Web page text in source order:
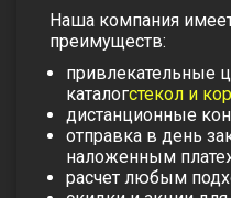
Наша компания
преимуществ:
привлекательные
каталогстекол и
дистанционные
отправка в день
наложенным
расчет любым